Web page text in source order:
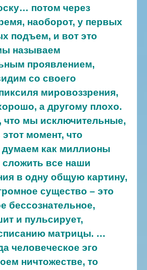
потом через
наоборот, у первых
подъем, и вот это
называем
проявлением,
со своего
мировоззрения,
а другому плохо.
мы исключительные,
момент, что
думаем как миллионы
все наши
в одну общую картину,
существо – это
бессознательное,
и пульсирует,
матрицы. …
человеческое эго
ничтожестве, то